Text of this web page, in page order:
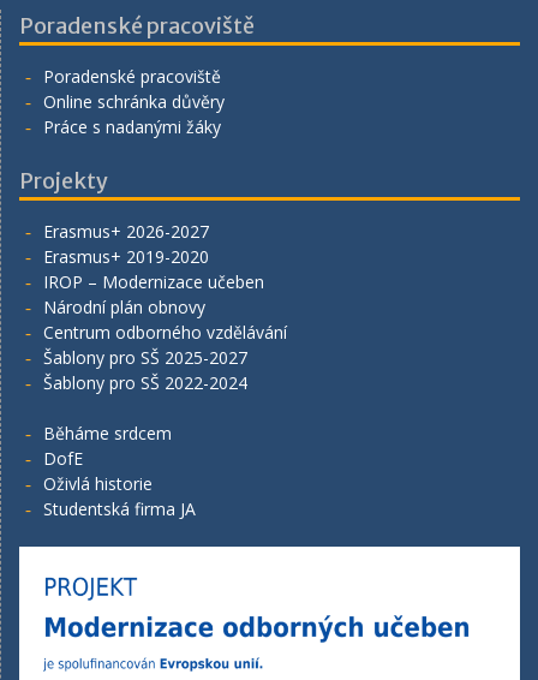
Poradenské pracoviště
Poradenské pracoviště
Online schránka důvěry
Práce s nadanými žáky
Projekty
Erasmus+ 2026-2027
Erasmus+ 2019-2020
IROP – Modernizace učeben
Národní plán obnovy
Centrum odborného vzdělávání
Šablony pro SŠ 2025-2027
Šablony pro SŠ 2022-2024
Běháme srdcem
DofE
Oživlá historie
Studentská firma JA